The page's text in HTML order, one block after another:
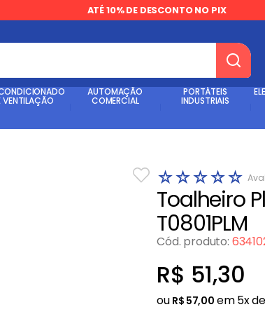
ATÉ 10% DE DESCONTO NO PIX
VENTILAÇÃO
AUTOMAÇÃO
COMERCIAL
PORTÁTEIS
INDUSTRIAIS
☆☆☆☆☆
Toalheiro
T0801PLM
Cód. produto:
R$ 51,30
ou R$ 57,00 em5x de